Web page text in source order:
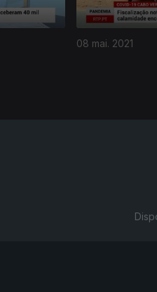
08 mai. 2021